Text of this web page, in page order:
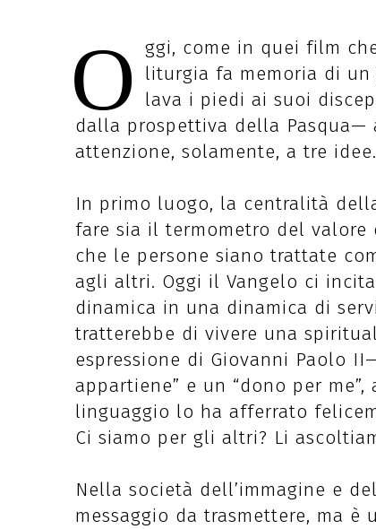
O ggi, come in quei film
liturgia fa memoria di un
lava i piedi ai suoi
dalla prospettiva della Pasqua—
attenzione, solamente, a tre idee.
In primo luogo, la centralità
fare sia il termometro del
che le persone siano trattate
agli altri. Oggi il Vangelo ci
dinamica in una dinamica di
tratterebbe di vivere una
espressione di Giovanni Paolo
appartiene” e un “dono per
linguaggio lo ha afferrato
Ci siamo per gli altri? Li
Nella società dell’immagine e
messaggio da trasmettere, ma